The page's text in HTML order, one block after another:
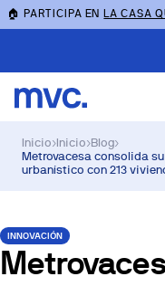
🏠 PARTICIPA ENLA CASA
Inicio›Inicio›Blog›
Metrovacesa consolida
urbanístico con 213
INNOVACIÓN